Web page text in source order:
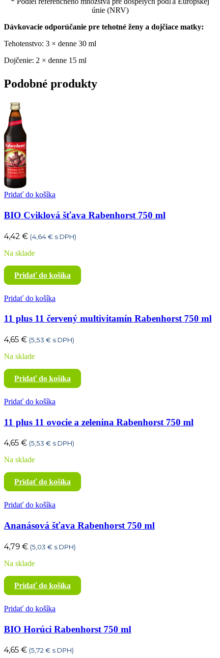
únie (NRV)
Dávkovacie odporúčanie pre tehotné ženy a dojčiace matky:
Tehotenstvo: 3 × denne 30 ml
Dojčenie: 2 × denne 15 ml
Podobné produkty
Pridať do košíka
BIO Cviklová šťava Rabenhorst 750 ml
4,42 € (4,64€ s DPH)
Na sklade
Pridať do košíka
Pridať do košíka
11 plus 11 červený multivitamín Rabenhorst 750 ml
4,65 € (5,53 € s DPH)
Na sklade
Pridať do košíka
Pridať do košíka
11 plus 11 ovocie a zelenina Rabenhorst 750 ml
4,65 € (5,53 € s DPH)
Na sklade
Pridať do košíka
Pridať do košíka
Ananásová šťava Rabenhorst 750 ml
4,79 € (5,03 € s DPH)
Na sklade
Pridať do košíka
Pridať do košíka
BIO Horúci Rabenhorst 750 ml
4,65 € (5,72€ s DPH)